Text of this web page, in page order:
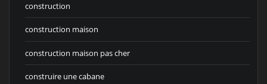
construction
construction maison
construction maison pas cher
construire une cabane